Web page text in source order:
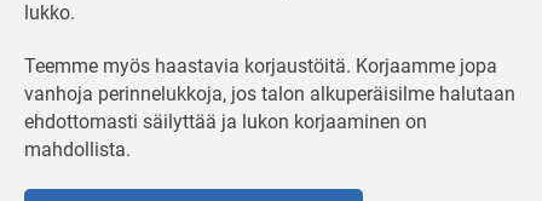
lukko.
Teemme myös haastavia korjaustöitä. Korjaamme jopa
vanhoja perinnelukkoja, jos talon alkuperäisilme halutaan
ehdottomasti säilyttää ja lukon korjaaminen on
mahdollista.